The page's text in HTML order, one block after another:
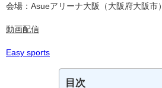
会場：Asueアリーナ大阪（大阪府大阪市）
動画配信
Easy sports
目次